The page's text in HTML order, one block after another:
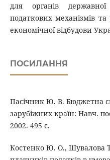
для органів
податкових механізмів та
економічної відбудови
ПОСИЛАННЯ
Пасічник Ю. В. Бюджетна
зарубіжних країн: Навч.
2002. 495 с.
Костенко Ю. О., Шувалова